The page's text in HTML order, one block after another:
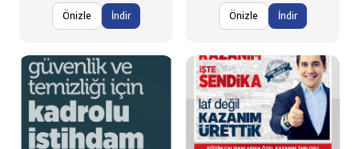
Önizle İndir Önizle İndir